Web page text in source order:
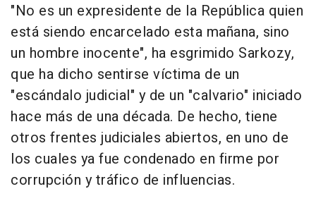
"No es un expresidente de la República quien
está siendo encarcelado esta mañana, sino
un hombre inocente", ha esgrimido Sarkozy,
que ha dicho sentirse víctima de un
"escándalo judicial" y de un "calvario" iniciado
hace más de una década. De hecho, tiene
otros frentes judiciales abiertos, en uno de
los cuales ya fue condenado en firme por
corrupción y tráfico de influencias.